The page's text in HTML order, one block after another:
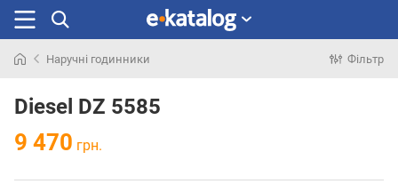
раніше
Наручні годинники Фільтр
Diesel DZ 5585
9 470 грн.